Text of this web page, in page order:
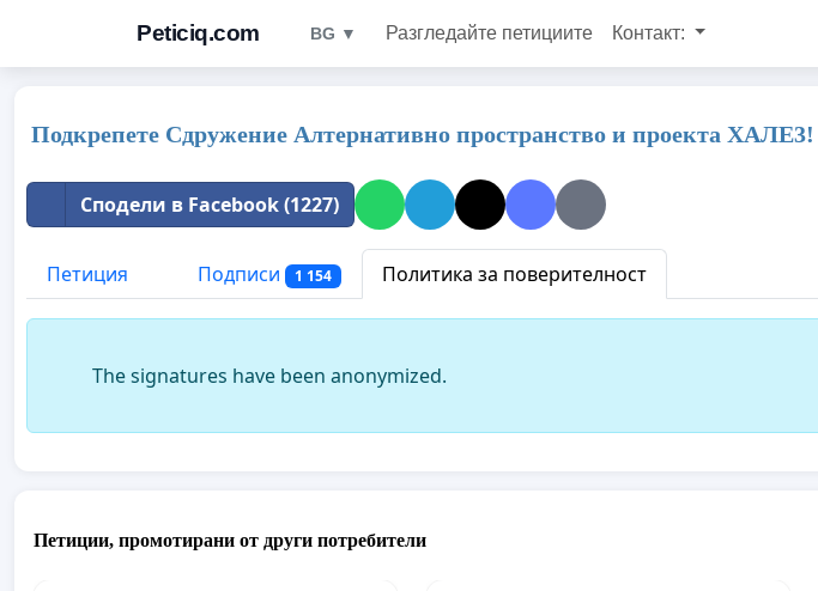
Peticiq.com BG ▼ Разгледайте петициите Контакт:
Подкрепете Сдружение Алтернативно пространство и проекта
Сподели в Facebook (1227)
Петиция Подписи 1 154 Политика за поверителност
The signatures have been anonymized.
Петиции, промотирани от други потребители